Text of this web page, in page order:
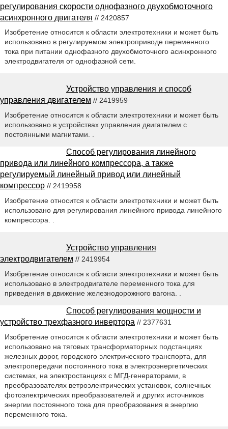
регулирования скорости однофазного двухобмоточного
асинхронного двигателя // 2420857
Изобретение относится к области электротехники и может быть
использовано в регулируемом электроприводе переменного
тока при питании однофазного двухобмоточного асинхронного
электродвигателя от однофазной сети.
Устройство управления и способ
управления двигателем // 2419959
Изобретение относится к области электротехники и может быть
использовано в устройствах управления двигателем с
постоянными магнитами. .
Способ регулирования линейного
привода или линейного компрессора, а также
регулируемый линейный привод или линейный
компрессор // 2419958
Изобретение относится к области электротехники и может быть
использовано для регулирования линейного привода линейного
компрессора. .
Устройство управления
электродвигателем // 2419954
Изобретение относится к области электротехники и может быть
использовано в электродвигателе переменного тока для
приведения в движение железнодорожного вагона. .
Способ регулирования мощности и
устройство трехфазного инвертора // 2377631
Изобретение относится к области электротехники и может быть
использовано на тяговых трансформаторных подстанциях
железных дорог, городского электрического транспорта, для
электропередачи постоянного тока в электроэнергетических
системах, на электростанциях с МГД-генераторами, в
преобразователях ветроэлектрических установок, солнечных
фотоэлектрических преобразователей и других источников
энергии постоянного тока для преобразования в энергию
переменного тока.